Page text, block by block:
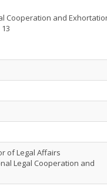
Cooperation and
of Legal Affairs
Legal Cooperation and